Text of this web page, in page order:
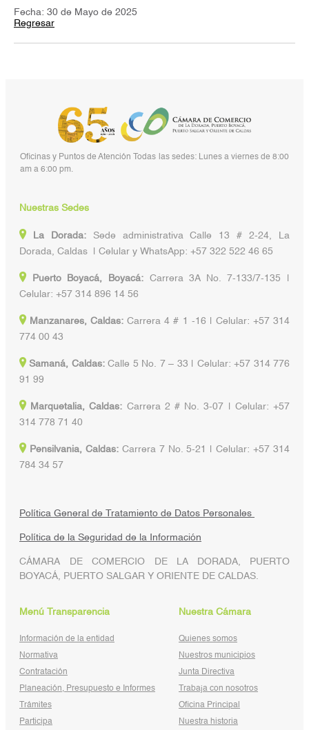
Fecha: 30 de Mayo de 2025
Regresar
Oficinas y Puntos de Atención Todas las sedes: Lunes a viernes de 8:00
am a 6:00 pm.
Nuestras Sedes
La Dorada:Sede administrativa Calle 13 # 2-24, La
Dorada, Caldas | Celular y WhatsApp: +57 322 522 46 65
Puerto Boyacá, Boyacá:Carrera 3A No. 7-133/7-135 |
Celular: +57 314 896 14 56
Manzanares, Caldas: Carrera 4 # 1 -16 | Celular: +57 314
774 00 43
Samaná, Caldas:Calle 5 No. 7 – 33 | Celular: +57 314 776
91 99
Marquetalia, Caldas: Carrera 2 # No. 3-07 | Celular: +57
314 778 71 40
Pensilvania, Caldas:Carrera 7 No. 5-21 | Celular: +57 314
784 34 57
Política General de Tratamiento de Datos Personales
Política de la Seguridad de la Información
CÁMARA DE COMERCIO DE LA DORADA, PUERTO
BOYACÁ, PUERTO SALGAR Y ORIENTE DE CALDAS.
Menú Transparencia
Información de la entidad
Normativa
Contratación
Planeación, Presupuesto e Informes
Trámites
Participa
Nuestra Cámara
Quienes somos
Nuestros municipios
Junta Directiva
Trabaja con nosotros
Oficina Principal
Nuestra historia